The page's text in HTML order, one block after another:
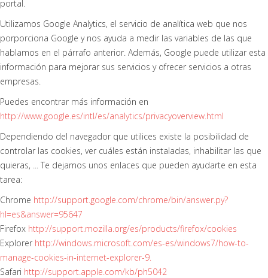
portal.
Utilizamos Google Analytics, el servicio de analítica web que nos
porporciona Google y nos ayuda a medir las variables de las que
hablamos en el párrafo anterior. Además, Google puede utilizar esta
información para mejorar sus servicios y ofrecer servicios a otras
empresas.
Puedes encontrar más información en
http://www.google.es/intl/es/analytics/privacyoverview.html
Dependiendo del navegador que utilices existe la posibilidad de
controlar las cookies, ver cuáles están instaladas, inhabilitar las que
quieras, ... Te dejamos unos enlaces que pueden ayudarte en esta
tarea:
Chrome http://support.google.com/chrome/bin/answer.py?
hl=es&answer=95647
Firefox http://support.mozilla.org/es/products/firefox/cookies
Explorer http://windows.microsoft.com/es-es/windows7/how-to-
manage-cookies-in-internet-explorer-9.
Safari http://support.apple.com/kb/ph5042